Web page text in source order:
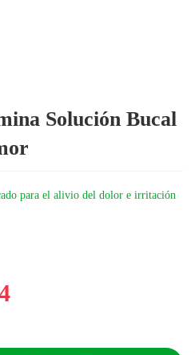
Solución Bucal
para el alivio del dolor e irritación